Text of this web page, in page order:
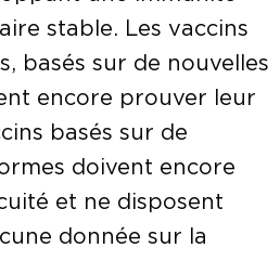
stable. Les vaccins
basés sur de nouvelles
encore prouver leur
basés sur de
doivent encore
et ne disposent
donnée sur la